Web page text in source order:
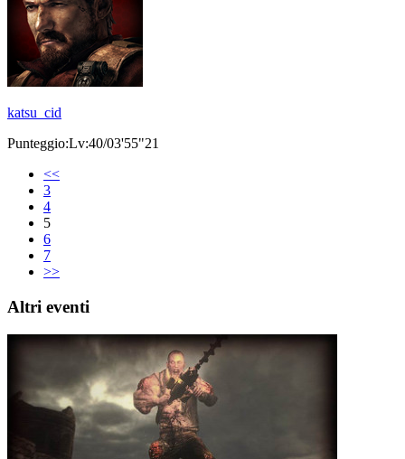
katsu_cid
Punteggio:Lv:40/03'55"21
<<
3
4
5
6
7
>>
Altri eventi